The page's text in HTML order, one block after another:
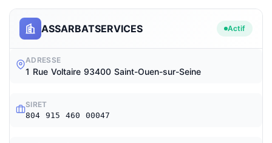
ASSARBATSERVICES Actif
ADRESSE
1 Rue Voltaire 93400 Saint-Ouen-sur-Seine
SIRET
804 915 460 00047